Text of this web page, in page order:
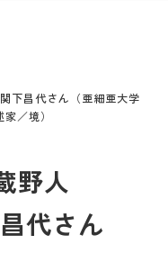
昌代さん（亜細亜大学
／境）
野人
代さん